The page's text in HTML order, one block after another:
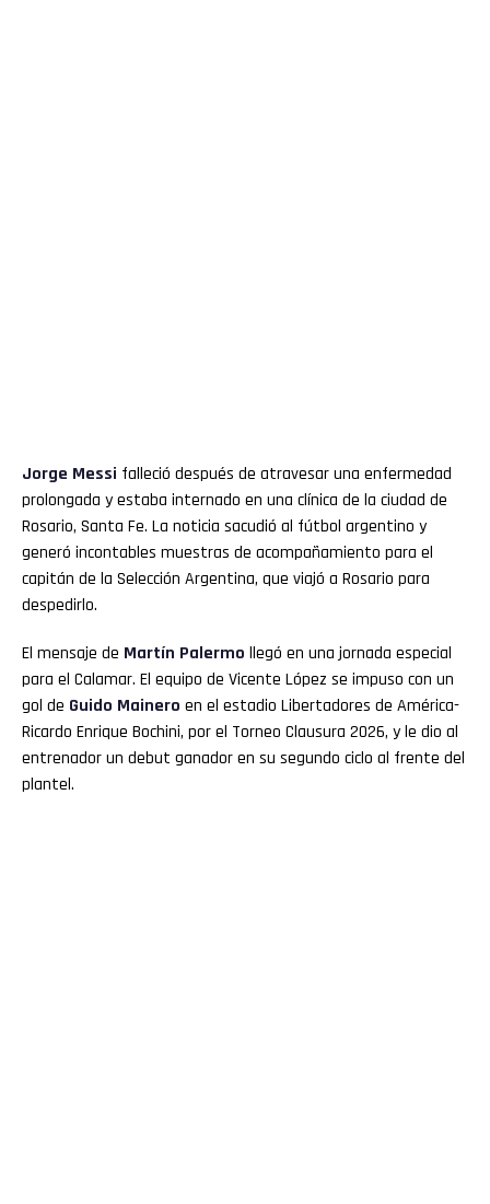
Jorge Messi falleció después de atravesar una enfermedad
prolongada y estaba internado en una clínica de la ciudad de
Rosario, Santa Fe. La noticia sacudió al fútbol argentino y
generó incontables muestras de acompañamiento para el
capitán de la Selección Argentina, que viajó a Rosario para
despedirlo.
El mensaje de Martín Palermo llegó en una jornada especial
para el Calamar. El equipo de Vicente López se impuso con un
gol de Guido Mainero en el estadio Libertadores de América-
Ricardo Enrique Bochini, por el Torneo Clausura 2026, y le dio al
entrenador un debut ganador en su segundo ciclo al frente del
plantel.